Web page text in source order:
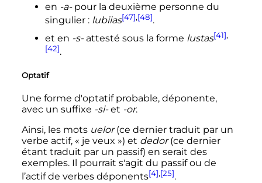
en -a-pour la deuxième personne du
singulier : lubiias[47],[48].
et en -s-attesté sous la forme lustas[41],
[42].
Optatif
Une forme d'optatif probable, déponente,
avec un suffixe -si-et -or.
Ainsi, les mots uelor(ce dernier traduit par un
verbe actif, « je veux ») et dedor(ce dernier
étant traduit par un passif) en serait des
exemples. Il pourrait s'agit du passif ou de
l’actif de verbes déponents[4],[25].